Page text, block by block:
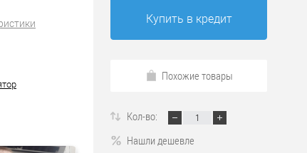
Купить в кредит
Похожие товары
Кол-во:
Нашли дешевле